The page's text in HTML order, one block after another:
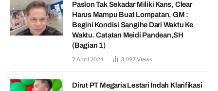
Paslon Tak Sekadar Miliki Kans, Clear
Harus Mampu Buat Lompatan, GM :
Begini Kondisi Sangihe Dari Waktu Ke
Waktu. Catatan Meidi Pandean,SH
(Bagian 1)
7 April 2024 3,097Views
Dirut PT Megaria Lestari Indah Klarifikasi